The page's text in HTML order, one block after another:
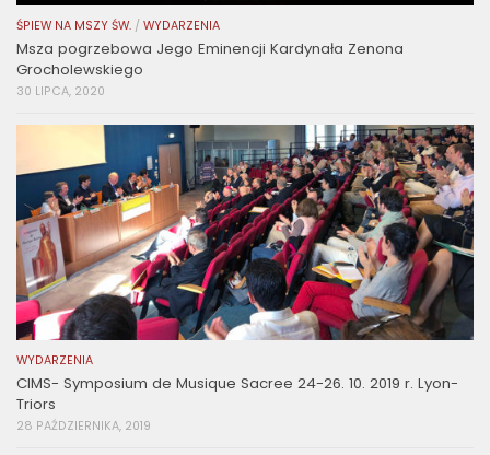
ŚPIEW NA MSZY ŚW. / WYDARZENIA
Msza pogrzebowa Jego Eminencji Kardynała Zenona
Grocholewskiego
30 LIPCA, 2020
WYDARZENIA
CIMS- Symposium de Musique Sacree 24-26. 10. 2019 r. Lyon-
Triors
28 PAŹDZIERNIKA, 2019